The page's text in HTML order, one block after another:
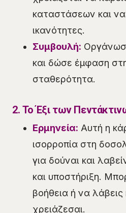
καταστάσεων και να
ικανότητες.
Συμβουλή:
και δώσε έμφαση
σταθερότητα.
2. Το Έξι των
Ερμηνεία: Αυτή η
ισορροπία στη
για δούναι και
και υποστήριξη.
βοήθεια ή να λάβεις
χρειάζεσαι.